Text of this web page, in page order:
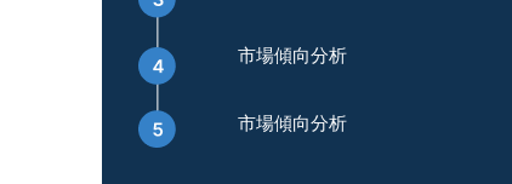
市場傾向分析
市場傾向分析